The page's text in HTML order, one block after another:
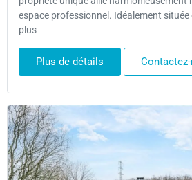
espace professionnel. Idéalement située
plus
Plus de détails